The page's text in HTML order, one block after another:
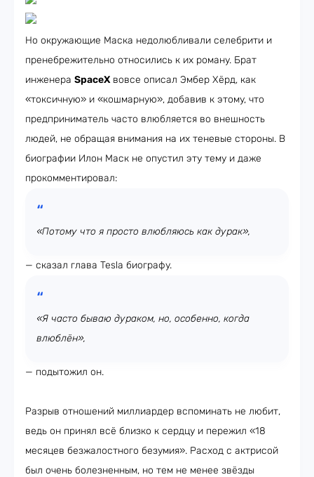
Но окружающие Маска недолюбливали селебрити и
пренебрежительно относились к их роману. Брат
инженера SpaceXвовсе описал Эмбер Хёрд, как
«токсичную» и «кошмарную», добавив к этому, что
предприниматель часто влюбляется во внешность
людей, не обращая внимания на их теневые стороны. В
биографии Илон Маск не опустил эту тему и даже
прокомментировал:
«Потому что я просто влюбляюсь как дурак»,
— сказал глава Tesla биографу.
«Я часто бываю дураком, но, особенно, когда
влюблён»,
— подытожил он.
Разрыв отношений миллиардер вспоминать не любит,
ведь он принял всё близко к сердцу и пережил «18
месяцев безжалостного безумия». Расход с актрисой
был очень болезненным, но тем не менее звёзды